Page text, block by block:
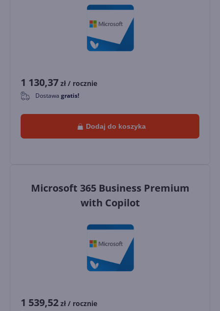
1 130,37 zł / rocznie
0 Dostawa gratis!
Dodaj do koszyka
Microsoft 365 Business Premium
with Copilot
1 539,52 zł / rocznie